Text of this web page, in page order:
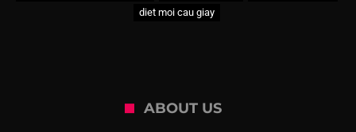
diet moi cau giay
ABOUT US